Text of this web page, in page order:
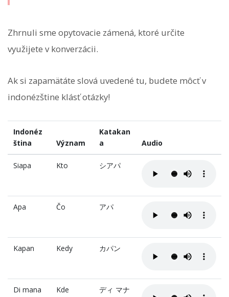
Zhrnuli sme opytovacie zámená, ktoré určite
využijete v konverzácii.
Ak si zapamätáte slová uvedené tu, budete môcť v
indonézštine klásť otázky!
Indonéz
ština
Význam
Katakan
a
Audio
Siapa Kto シアパ
Apa Čo アパ
Kapan Kedy カパン
Di mana Kde ディ マナ